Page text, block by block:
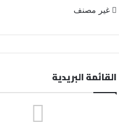
غير مصنف
القائمة البريدية